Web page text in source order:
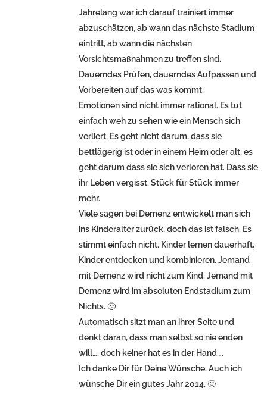
Jahrelang war ich darauf trainiert immer
abzuschätzen, ab wann das nächste Stadium
eintritt, ab wann die nächsten
Vorsichtsmaßnahmen zu treffen sind.
Dauerndes Prüfen, dauerndes Aufpassen und
Vorbereiten auf das was kommt.
Emotionen sind nicht immer rational. Es tut
einfach weh zu sehen wie ein Mensch sich
verliert. Es geht nicht darum, dass sie
bettlägerig ist oder in einem Heim oder alt, es
geht darum dass sie sich verloren hat. Dass sie
ihr Leben vergisst. Stück für Stück immer
mehr.
Viele sagen bei Demenz entwickelt man sich
ins Kinderalter zurück, doch das ist falsch. Es
stimmt einfach nicht. Kinder lernen dauerhaft,
Kinder entdecken und kombinieren. Jemand
mit Demenz wird nicht zum Kind. Jemand mit
Demenz wird im absoluten Endstadium zum
Nichts. 🙁
Automatisch sitzt man an ihrer Seite und
denkt daran, dass man selbst so nie enden
will…. doch keiner hat es in der Hand….
Ich danke Dir für Deine Wünsche. Auch ich
wünsche Dir ein gutes Jahr 2014. 🙂